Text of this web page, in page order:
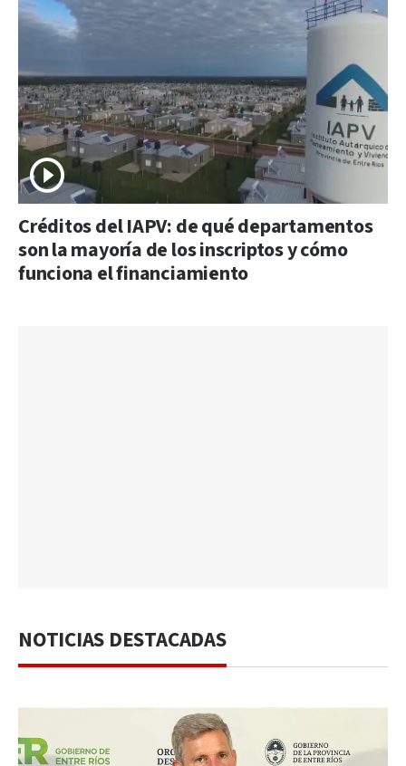
Créditos del IAPV: de qué departamentos
son la mayoría de los inscriptos y cómo
funciona el financiamiento
NOTICIAS DESTACADAS